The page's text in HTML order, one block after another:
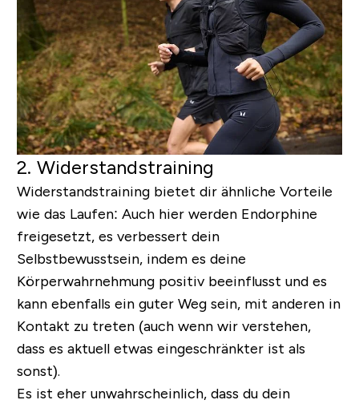
2. Widerstandstraining
Widerstandstraining bietet dir ähnliche Vorteile
wie das Laufen: Auch hier werden Endorphine
freigesetzt, es verbessert dein
Selbstbewusstsein, indem es deine
Körperwahrnehmung positiv beeinflusst und es
kann ebenfalls ein guter Weg sein, mit anderen in
Kontakt zu treten (auch wenn wir verstehen,
dass es aktuell etwas eingeschränkter ist als
sonst).
Es ist eher unwahrscheinlich, dass du dein